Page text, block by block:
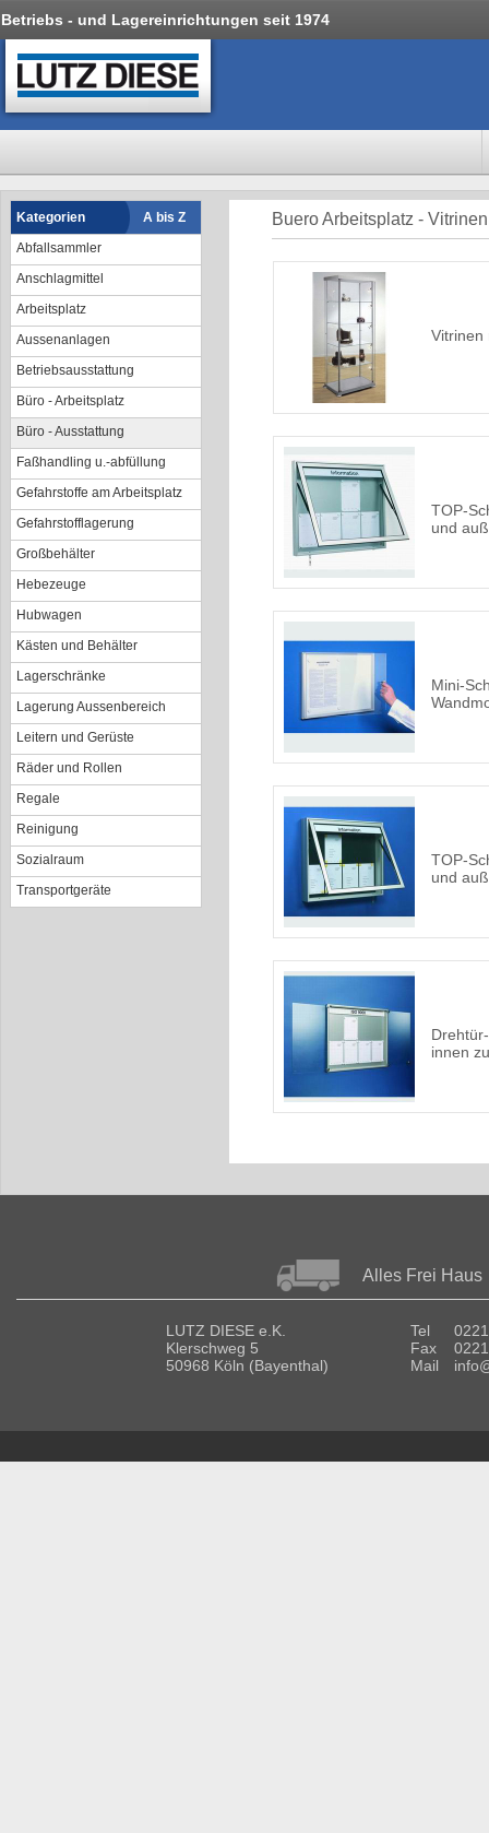
Betriebs - und Lagereinrichtungen seit 1974
Kategorien
A bis Z
Abfallsammler
Anschlagmittel
Arbeitsplatz
Aussenanlagen
Betriebsausstattung
Büro - Arbeitsplatz
Büro - Ausstattung
Faßhandling u.-abfüllung
Gefahrstoffe am Arbeitsplatz
Gefahrstofflagerung
Großbehälter
Hebezeuge
Hubwagen
Kästen und Behälter
Lagerschränke
Lagerung Aussenbereich
Leitern und Gerüste
Räder und Rollen
Regale
Reinigung
Sozialraum
Transportgeräte
Buero Arbeitsplatz -
Vitrinen
TOP-
und
Mini-
TOP-
und
innen
Alles Frei Haus
LUTZ DIESE e.K.
Klerschweg 5
50968 Köln (Bayenthal)
Tel
Fax
Mail